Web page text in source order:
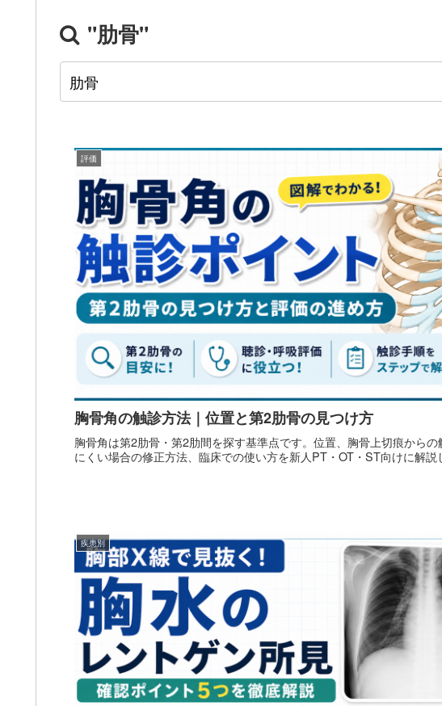
"肋骨"
評価
胸骨角の触診方法｜位置と第2肋骨の見つけ方
胸骨角は第2肋骨・第2肋間を探す基準点です。位置、胸骨上切痕から
にくい場合の修正方法、臨床での使い方を新人PT・OT・ST向けに解説
疾患別